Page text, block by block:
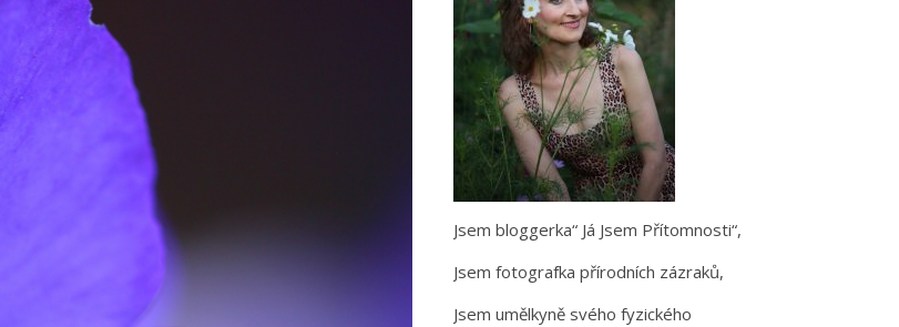
Jsem bloggerka“ Já Jsem Přítomnosti“,
Jsem fotografka přírodních zázraků,
Jsem umělkyně svého fyzického